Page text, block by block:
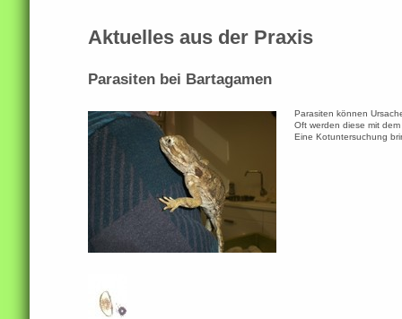
Aktuelles aus der Praxis
Parasiten bei Bartagamen
Parasiten können
Oft werden diese mit
Eine Kotuntersuchung